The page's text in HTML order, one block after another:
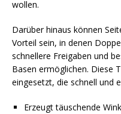
wollen.
Darüber hinaus können
Vorteil sein, in denen
schnellere Freigaben und
Basen ermöglichen. Diese
eingesetzt, die schnell und
Erzeugt täuschende